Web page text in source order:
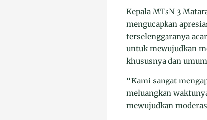
Kepala MTsN 3
mengucapkan
terselenggaranya
untuk mewujudkan
khususnya dan
“Kami sangat
meluangkan
mewujudkan